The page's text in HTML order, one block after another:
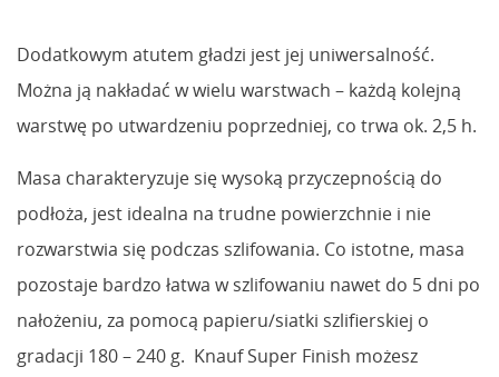
Dodatkowym atutem gładzi jest jej uniwersalność.
Można ją nakładać w wielu warstwach – każdą kolejną
warstwę po utwardzeniu poprzedniej, co trwa ok. 2,5 h.
Masa charakteryzuje się wysoką przyczepnością do
podłoża, jest idealna na trudne powierzchnie i nie
rozwarstwia się podczas szlifowania. Co istotne, masa
pozostaje bardzo łatwa w szlifowaniu nawet do 5 dni po
nałożeniu, za pomocą papieru/siatki szlifierskiej o
gradacji 180 – 240 g. Knauf Super Finish możesz